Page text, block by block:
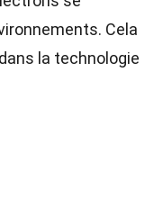
Cela
la technologie